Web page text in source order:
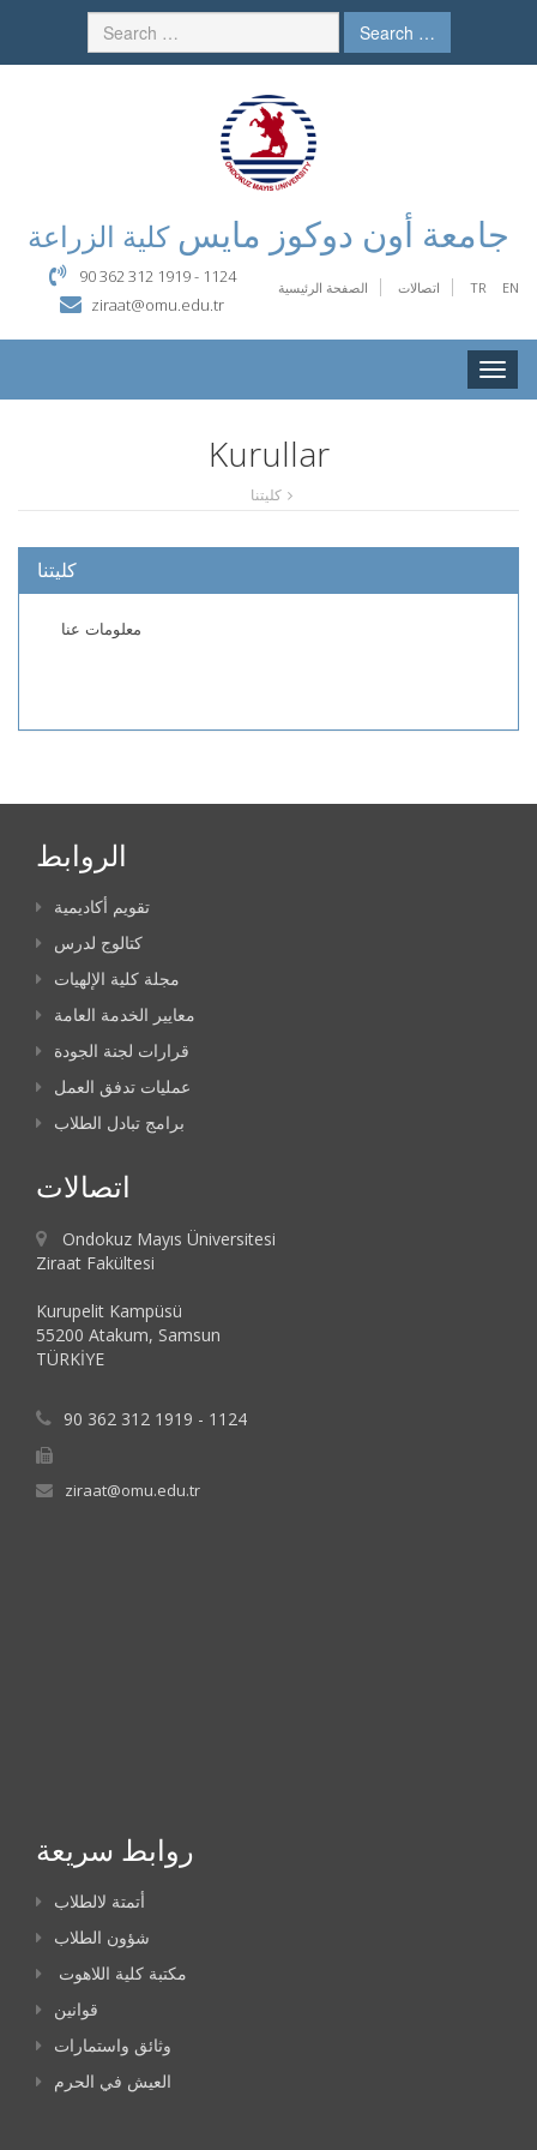
Search …
جامعة أون دوكوز مايسكلية الزراعة
الصفحة الرئيسية اتصالات TR EN
90 362 312 1919 - 1124
ziraat@omu.edu.tr
Toggle
Kurullar
كليتنا
كليتنا
معلومات عنا
الروابط
تقويم أكاديمية
كتالوج لدرس
مجلة كلية الإلهيات
معايير الخدمة العامة
قرارات لجنة الجودة
عمليات تدفق العمل
برامج تبادل الطلاب
اتصالات
Ondokuz Mayıs Üniversitesi
Ziraat Fakültesi
Kurupelit Kampüsü
55200 Atakum, Samsun
TÜRKİYE
90 362 312 1919 - 1124
ziraat@omu.edu.tr
روابط سريعة
أتمتة لالطلاب
شؤون الطلاب
مكتبة كلية اللاهوت
قوانين
وثائق واستمارات
العيش في الحرم